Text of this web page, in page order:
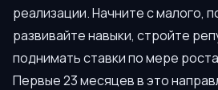
реализации. Начните с малого,
развивайте навыки, стройте
поднимать ставки по мере
Первые 23 месяцев в это